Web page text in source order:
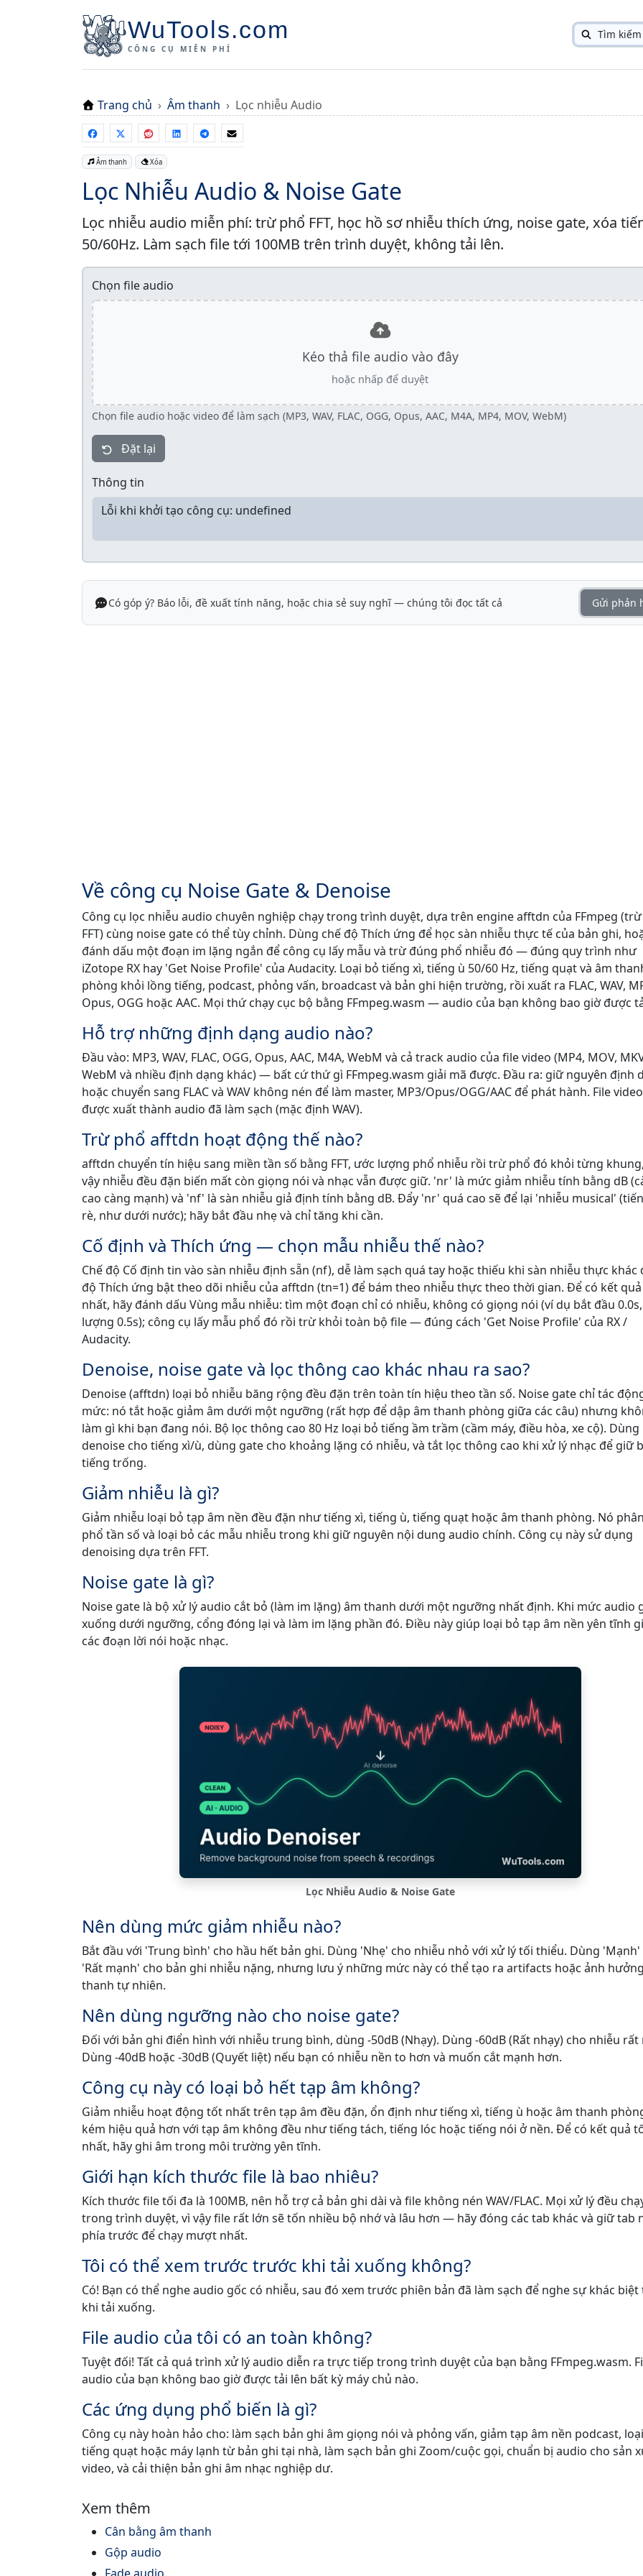
WuTools.com
CÔNG CỤ MIỄN PHÍ
Tìm kiếm
Trang chủ Âm thanh Lọc nhiễu Audio
Âm thanh Xóa
Lọc Nhiễu Audio & Noise Gate
Lọc nhiễu audio miễn phí: trừ phổ FFT, học hồ sơ nhiễu thích ứng, noise gate, xóa
50/60Hz. Làm sạch file tới 100MB trên trình duyệt, không tải lên.
Chọn file audio
Kéo thả file audio vào đây
hoặc nhấp để duyệt
Chọn file audio hoặc video để làm sạch (MP3, WAV, FLAC, OGG, Opus, AAC, M4A, MP4, MOV, WebM)
Đặt lại
Thông tin
Có góp ý? Báo lỗi, đề xuất tính năng, hoặc chia sẻ suy nghĩ — chúng tôi đọc tất cả Gửi phản
Về công cụ Noise Gate & Denoise
Công cụ lọc nhiễu audio chuyên nghiệp chạy trong trình duyệt, dựa trên engine afftdn của FFmpeg
FFT) cùng noise gate có thể tùy chỉnh. Dùng chế độ Thích ứng để học sàn nhiễu thực tế của bản ghi,
đánh dấu một đoạn im lặng ngắn để công cụ lấy mẫu và trừ đúng phổ nhiễu đó — đúng quy trình như
iZotope RX hay 'Get Noise Profile' của Audacity. Loại bỏ tiếng xì, tiếng ù 50/60 Hz, tiếng quạt và âm
phòng khỏi lồng tiếng, podcast, phỏng vấn, broadcast và bản ghi hiện trường, rồi xuất ra FLAC, WAV,
Opus, OGG hoặc AAC. Mọi thứ chạy cục bộ bằng FFmpeg.wasm — audio của bạn không bao giờ được
Hỗ trợ những định dạng audio nào?
Đầu vào: MP3, WAV, FLAC, OGG, Opus, AAC, M4A, WebM và cả track audio của file video (MP4, MOV,
WebM và nhiều định dạng khác) — bất cứ thứ gì FFmpeg.wasm giải mã được. Đầu ra: giữ nguyên định
hoặc chuyển sang FLAC và WAV không nén để làm master, MP3/Opus/OGG/AAC để phát hành. File
được xuất thành audio đã làm sạch (mặc định WAV).
Trừ phổ afftdn hoạt động thế nào?
afftdn chuyển tín hiệu sang miền tần số bằng FFT, ước lượng phổ nhiễu rồi trừ phổ đó khỏi từng
vậy nhiễu đều đặn biến mất còn giọng nói và nhạc vẫn được giữ. 'nr' là mức giảm nhiễu tính bằng dB
cao càng mạnh) và 'nf' là sàn nhiễu giả định tính bằng dB. Đẩy 'nr' quá cao sẽ để lại 'nhiễu musical'
rè, như dưới nước); hãy bắt đầu nhẹ và chỉ tăng khi cần.
Cố định và Thích ứng — chọn mẫu nhiễu thế nào?
Chế độ Cố định tin vào sàn nhiễu định sẵn (nf), dễ làm sạch quá tay hoặc thiếu khi sàn nhiễu thực khác
độ Thích ứng bật theo dõi nhiễu của afftdn (tn=1) để bám theo nhiễu thực theo thời gian. Để có kết
nhất, hãy đánh dấu Vùng mẫu nhiễu: tìm một đoạn chỉ có nhiễu, không có giọng nói (ví dụ bắt đầu
lượng 0.5s); công cụ lấy mẫu phổ đó rồi trừ khỏi toàn bộ file — đúng cách 'Get Noise Profile' của RX /
Audacity.
Denoise, noise gate và lọc thông cao khác nhau ra sao?
Denoise (afftdn) loại bỏ nhiễu băng rộng đều đặn trên toàn tín hiệu theo tần số. Noise gate chỉ tác
mức: nó tắt hoặc giảm âm dưới một ngưỡng (rất hợp để dập âm thanh phòng giữa các câu) nhưng
làm gì khi bạn đang nói. Bộ lọc thông cao 80 Hz loại bỏ tiếng ầm trầm (cầm máy, điều hòa, xe cộ). Dùng
denoise cho tiếng xì/ù, dùng gate cho khoảng lặng có nhiễu, và tắt lọc thông cao khi xử lý nhạc để giữ
tiếng trống.
Giảm nhiễu là gì?
Giảm nhiễu loại bỏ tạp âm nền đều đặn như tiếng xì, tiếng ù, tiếng quạt hoặc âm thanh phòng. Nó
phổ tần số và loại bỏ các mẫu nhiễu trong khi giữ nguyên nội dung audio chính. Công cụ này sử dụng
denoising dựa trên FFT.
Noise gate là gì?
Noise gate là bộ xử lý audio cắt bỏ (làm im lặng) âm thanh dưới một ngưỡng nhất định. Khi mức audio
xuống dưới ngưỡng, cổng đóng lại và làm im lặng phần đó. Điều này giúp loại bỏ tạp âm nền yên tĩnh
các đoạn lời nói hoặc nhạc.
Lọc Nhiễu Audio & Noise Gate
Nên dùng mức giảm nhiễu nào?
Bắt đầu với 'Trung bình' cho hầu hết bản ghi. Dùng 'Nhẹ' cho nhiễu nhỏ với xử lý tối thiểu. Dùng 'Mạnh'
'Rất mạnh' cho bản ghi nhiễu nặng, nhưng lưu ý những mức này có thể tạo ra artifacts hoặc ảnh
thanh tự nhiên.
Nên dùng ngưỡng nào cho noise gate?
Đối với bản ghi điển hình với nhiễu trung bình, dùng -50dB (Nhạy). Dùng -60dB (Rất nhạy) cho nhiễu rất
Dùng -40dB hoặc -30dB (Quyết liệt) nếu bạn có nhiễu nền to hơn và muốn cắt mạnh hơn.
Công cụ này có loại bỏ hết tạp âm không?
Giảm nhiễu hoạt động tốt nhất trên tạp âm đều đặn, ổn định như tiếng xì, tiếng ù hoặc âm thanh
kém hiệu quả hơn với tạp âm không đều như tiếng tách, tiếng lóc hoặc tiếng nói ở nền. Để có kết quả
nhất, hãy ghi âm trong môi trường yên tĩnh.
Giới hạn kích thước file là bao nhiêu?
Kích thước file tối đa là 100MB, nên hỗ trợ cả bản ghi dài và file không nén WAV/FLAC. Mọi xử lý đều
trong trình duyệt, vì vậy file rất lớn sẽ tốn nhiều bộ nhớ và lâu hơn — hãy đóng các tab khác và giữ tab
phía trước để chạy mượt nhất.
Tôi có thể xem trước trước khi tải xuống không?
Có! Bạn có thể nghe audio gốc có nhiễu, sau đó xem trước phiên bản đã làm sạch để nghe sự khác
khi tải xuống.
File audio của tôi có an toàn không?
Tuyệt đối! Tất cả quá trình xử lý audio diễn ra trực tiếp trong trình duyệt của bạn bằng FFmpeg.wasm.
audio của bạn không bao giờ được tải lên bất kỳ máy chủ nào.
Các ứng dụng phổ biến là gì?
Công cụ này hoàn hảo cho: làm sạch bản ghi âm giọng nói và phỏng vấn, giảm tạp âm nền podcast,
tiếng quạt hoặc máy lạnh từ bản ghi tại nhà, làm sạch bản ghi Zoom/cuộc gọi, chuẩn bị audio cho sản
video, và cải thiện bản ghi âm nhạc nghiệp dư.
Xem thêm
Cân bằng âm thanh
Gộp audio